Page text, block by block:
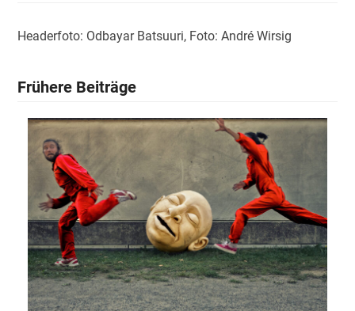
Headerfoto: Odbayar Batsuuri, Foto: André Wirsig
Frühere Beiträge